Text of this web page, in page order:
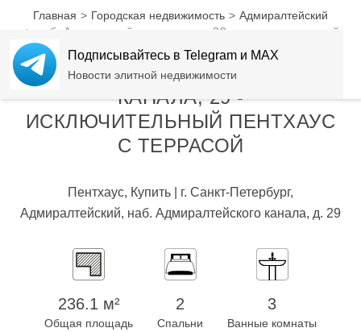
Главная
Городская недвижимость
Адмиралтейский
наб. Адмиралтейского канала, 29 — исключительный
НАБ. АДМИРАЛТЕЙСКОГО
КАНАЛА, 29 -
ИСКЛЮЧИТЕЛЬНЫЙ ПЕНТХАУС
С ТЕРРАСОЙ
Пентхаус, Купить | г. Санкт-Петербург,
Адмиралтейский, наб. Адмиралтейского канала, д. 29
236.1 м²
Общая площадь
2
Спальни
3
Ванные комнаты
Подписывайтесь в Telegram и MAX
Новости элитной недвижимости